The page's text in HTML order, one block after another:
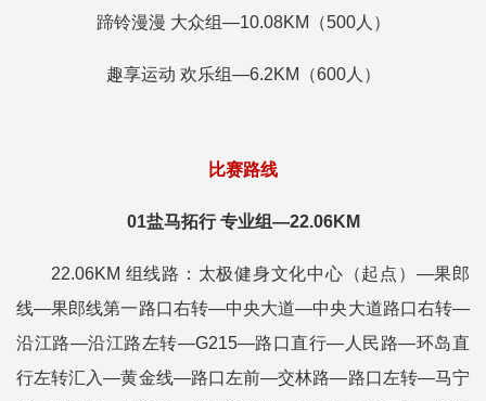
蹄铃漫漫 大众组—10.08KM（500人）
趣享运动 欢乐组—6.2KM（600人）
比赛路线
01盐马拓行 专业组—22.06KM
22.06KM 组线路：太极健身文化中心（起点）—果郎
线—果郎线第一路口右转—中央大道—中央大道路口右转—
沿江路—沿江路左转—G215—路口直行—人民路—环岛直
行左转汇入—黄金线—路口左前—交林路—路口左转—马宁